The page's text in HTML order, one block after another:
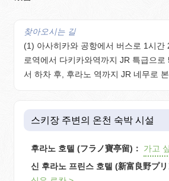
찾아오시는 길
(1) 아사히카와 공항에서 버스로 1시간
로역에서 다키카와역까지 JR 특급으로
서 하차 후, 후라노 역까지 JR 네무로
스키장 주변의 온천 숙박 시설
후라노 호텔 (フラノ寶亭留)：
가고
신 후라노 프린스 호텔 (新富良野プリ